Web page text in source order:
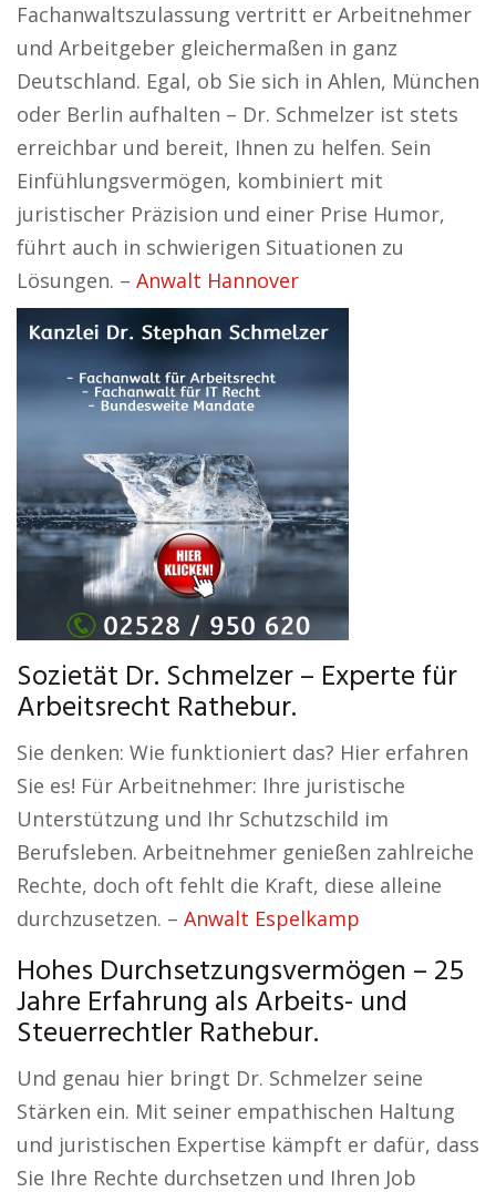
Fachanwaltszulassung vertritt er Arbeitnehmer
und Arbeitgeber gleichermaßen in ganz
Deutschland. Egal, ob Sie sich in Ahlen, München
oder Berlin aufhalten – Dr. Schmelzer ist stets
erreichbar und bereit, Ihnen zu helfen. Sein
Einfühlungsvermögen, kombiniert mit
juristischer Präzision und einer Prise Humor,
führt auch in schwierigen Situationen zu
Lösungen. – Anwalt Hannover
Sozietät Dr. Schmelzer – Experte für
Arbeitsrecht Rathebur.
Sie denken: Wie funktioniert das? Hier erfahren
Sie es! Für Arbeitnehmer: Ihre juristische
Unterstützung und Ihr Schutzschild im
Berufsleben. Arbeitnehmer genießen zahlreiche
Rechte, doch oft fehlt die Kraft, diese alleine
durchzusetzen. – Anwalt Espelkamp
Hohes Durchsetzungsvermögen – 25
Jahre Erfahrung als Arbeits- und
Steuerrechtler Rathebur.
Und genau hier bringt Dr. Schmelzer seine
Stärken ein. Mit seiner empathischen Haltung
und juristischen Expertise kämpft er dafür, dass
Sie Ihre Rechte durchsetzen und Ihren Job